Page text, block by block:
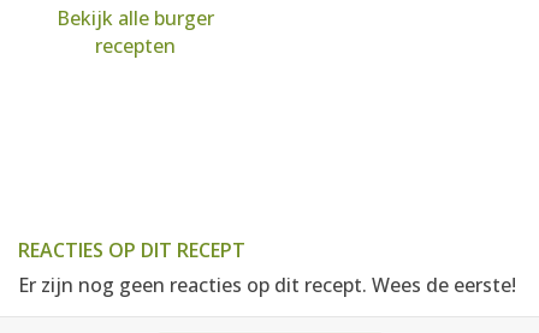
Bekijk alle burger
recepten
REACTIES OP DIT RECEPT
Er zijn nog geen reacties op dit recept. Wees de eerste!